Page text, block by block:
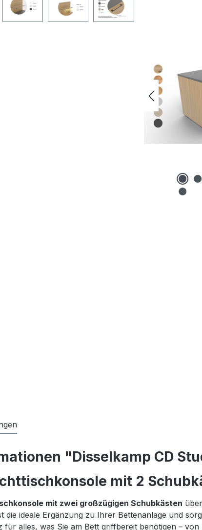
"Disselkamp CD
mit 2
mit zwei großzügigen Schubkästen
die ideale Ergänzung zu Ihrer Bettenanlage und
für alles, was Sie am Bett griffbereit benötigen –